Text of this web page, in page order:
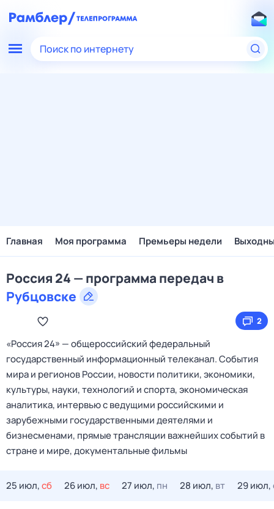
Поиск по интернету
Главная Моя программа Премьеры недели
Россия 24 — программа передач в
Рубцовске
2
«Россия 24» — общероссийский федеральный
государственный информационный телеканал. События
мира и регионов России, новости политики, экономики,
культуры, науки, технологий и спорта, экономическая
аналитика, интервью с ведущими российскими и
зарубежными государственными деятелями и
бизнесменами, прямые трансляции важнейших событий в
стране и мире, документальные фильмы
25 июл,сб 26 июл, вс 27 июл, пн 28 июл, вт 29 июл,